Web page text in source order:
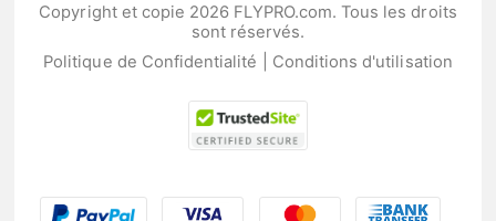
Copyright et copie 2026 FLYPRO.com. Tous les droits
sont réservés.
Politique de Confidentialité
Conditions d'utilisation